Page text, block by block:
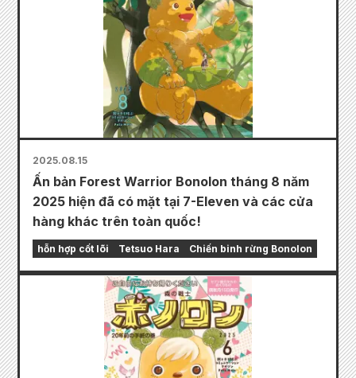
2025.08.15
Ấn bản Forest Warrior Bonolon tháng 8 năm
2025 hiện đã có mặt tại 7-Eleven và các cửa
hàng khác trên toàn quốc!
hỗn hợp cốt lõi Tetsuo Hara Chiến binh rừng Bonolon